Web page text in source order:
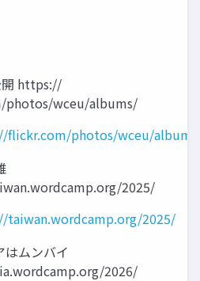
https://
photos/wceu/albums/
flickr.com/photos/wceu/
2025/
taiwan.wordcamp.org/2025/
はムンバイ
2026/